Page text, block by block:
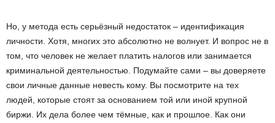
Но, у метода есть серьёзный недостаток – идентификация
личности. Хотя, многих это абсолютно не волнует. И вопрос не в
том, что человек не желает платить налогов или занимается
криминальной деятельностью. Подумайте сами – вы доверяете
свои личные данные невесть кому. Вы посмотрите на тех
людей, которые стоят за основанием той или иной крупной
биржи. Их дела более чем тёмные, как и прошлое. Как они